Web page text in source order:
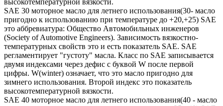
высокотемпературной вязкости.
SAE 30 моторное масло для летнего использования(30- масло
пригодно к использованию при температуре до +20,+25) SAE
это аббревиатура: Общество Автомобильных инженеров
(Society of Automotive Engineers). Зависимость вязкостно-
температурных свойств это и есть показатель SAE. SAE
регламентирует "густоту" масла. Класс по SAE записывается
двумя индексами через дефис с буквой W после первой
цифры. W(winter) означает, что это масло пригодно для
зимнего использования. Второй индекс это показатель
высокотемпературной вязкости.
SAE 40 моторное масло для летнего использования(40 - масло